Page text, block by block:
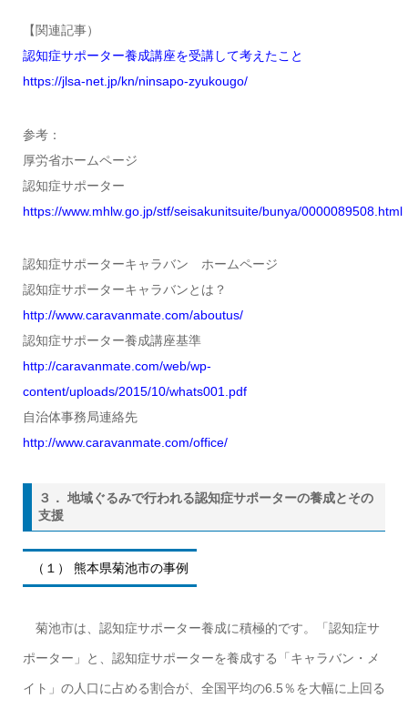
【関連記事）
認知症サポーター養成講座を受講して考えたこと
https://jlsa-net.jp/kn/ninsapo-zyukougo/
参考：
厚労省ホームページ
認知症サポーター
https://www.mhlw.go.jp/stf/seisakunitsuite/bunya/0000089508.html
認知症サポーターキャラバン ホームページ
認知症サポーターキャラバンとは？
http://www.caravanmate.com/aboutus/
認知症サポーター養成講座基準
http://caravanmate.com/web/wp-
content/uploads/2015/10/whats001.pdf
自治体事務局連絡先
http://www.caravanmate.com/office/
３． 地域ぐるみで行われる認知症サポーターの養成とその
支援
（１） 熊本県菊池市の事例
菊池市は、認知症サポーター養成に積極的です。「認知症サ
ポーター」と、認知症サポーターを養成する「キャラバン・メ
イト」の人口に占める割合が、全国平均の6.5％を大幅に上回る